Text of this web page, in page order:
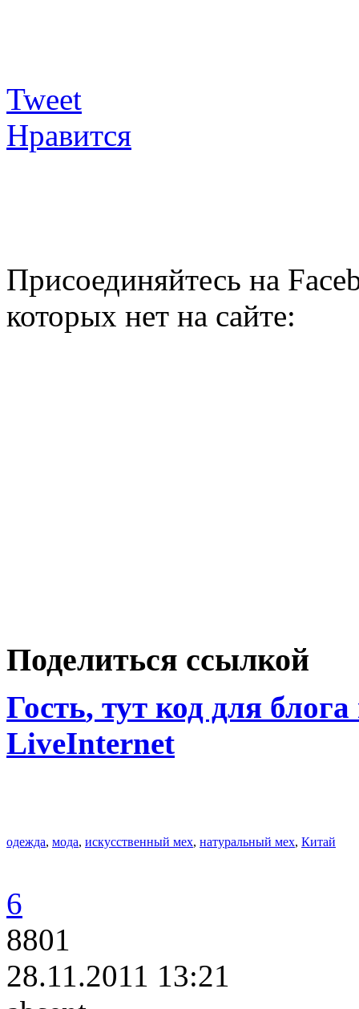
Tweet
Нравится
Присоединяйтесь на
которых нет на сайте:
Поделиться ссылкой
Гость, тут код для
LiveInternet
одежда, мода, искусственный мех, натуральный мех, Китай
6
8801
28.11.2011 13:21